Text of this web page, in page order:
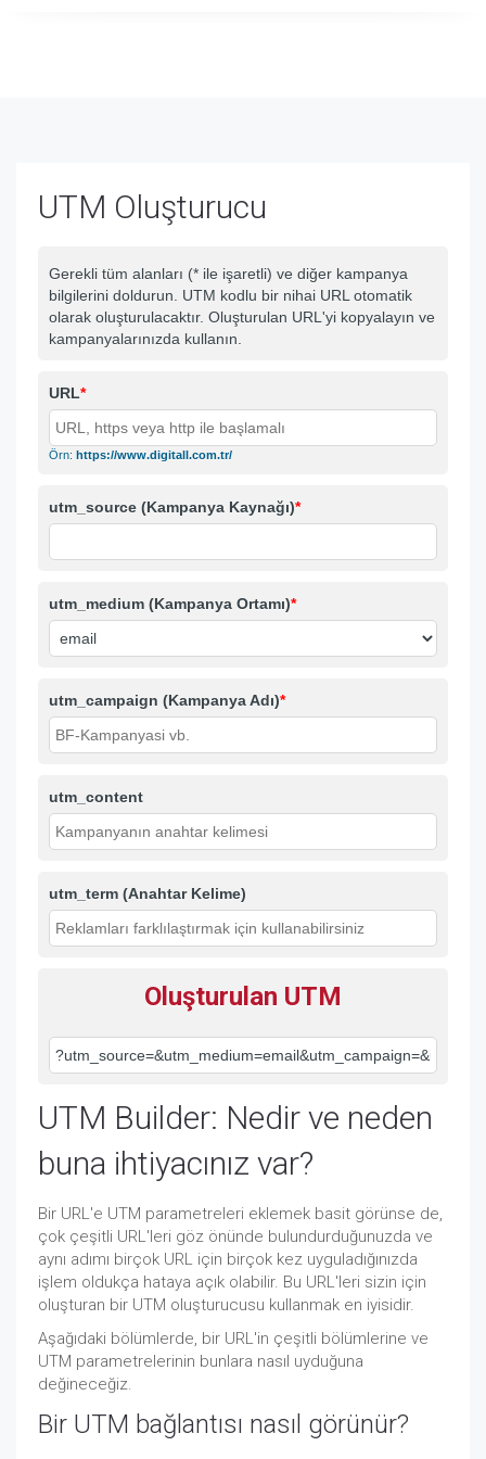
UTM Oluşturucu
Gerekli tüm alanları (* ile işaretli) ve diğer kampanya
bilgilerini doldurun. UTM kodlu bir nihai URL otomatik
olarak oluşturulacaktır. Oluşturulan URL'yi kopyalayın ve
kampanyalarınızda kullanın.
URL*
Örn: https://www.digitall.com.tr/
utm_source (Kampanya Kaynağı)*
utm_medium (Kampanya Ortamı)*
utm_campaign (Kampanya Adı)*
utm_content
utm_term (Anahtar Kelime)
Oluşturulan UTM
UTM Builder: Nedir ve neden
buna ihtiyacınız var?
Bir URL'e UTM parametreleri eklemek basit görünse de,
çok çeşitli URL'leri göz önünde bulundurduğunuzda ve
aynı adımı birçok URL için birçok kez uyguladığınızda
işlem oldukça hataya açık olabilir. Bu URL'leri sizin için
oluşturan bir UTM oluşturucusu kullanmak en iyisidir.
Aşağıdaki bölümlerde, bir URL'in çeşitli bölümlerine ve
UTM parametrelerinin bunlara nasıl uyduğuna
değineceğiz.
Bir UTM bağlantısı nasıl görünür?